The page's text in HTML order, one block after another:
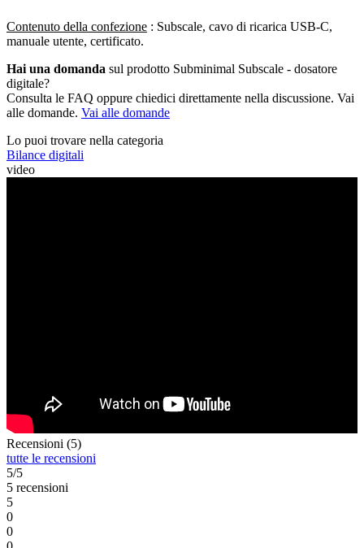
Contenuto della confezione : Subscale, cavo di ricarica USB-C,
manuale utente, certificato.
Hai una domanda sul prodotto Subminimal Subscale - dosatore
digitale?
Consulta le FAQ oppure chiedici direttamente nella discussione. Vai
alle domande. Vai alle domande
Lo puoi trovare nella categoria
Bilance digitali
video
Recensioni (5)
tutte le recensioni
5/5
5 recensioni
5
0
0